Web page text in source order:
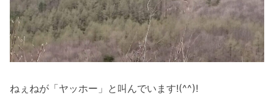
ねぇねが「ヤッホー」と叫んでいます!(^^)!